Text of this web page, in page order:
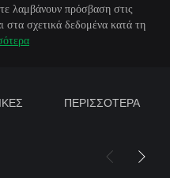
λαμβάνουν πρόσβαση στις
στα σχετικά δεδομένα κατά τη
ΠΕΡΙΣΣΟΤΕΡΑ